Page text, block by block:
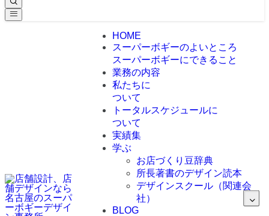
HOME
スーパーボギーのよいところ
スーパーボギーにできること
業務の内容
私たちに
ついて
トータルスケジュールに
ついて
実績集
学ぶ
お店づくり豆辞典
所長著書のデザイン読本
デザインスクール（関連会
社）
BLOG